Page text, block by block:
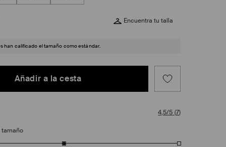
Encuentra tu talla
han calificado el tamaño como estándar.
Añadir a la cesta
4,5/5 (7)